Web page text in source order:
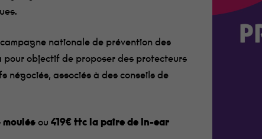
nationale de prévention des
pour objectif de proposer des protecteurs
négociés, associés à des conseils de
moulés ou419€ ttc la paire de In-ear